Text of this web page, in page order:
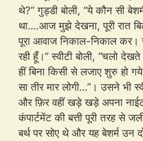
थे?” गुड्डी बोली, “ये कौन सी
था….आज मुझे देखना, पूरी रात
पूरा आवाज निकाल-निकाल
रही हूँ।” स्वीटी बोली, “चलो
हीं बिना किसी से लजाए शुरु हो
सा तीर मार लोगी…”। उसने भी
और फ़िर वहीं खड़े खड़े अपना
कंपार्टमेंट की बत्ती पूरी तरह से
बर्थ पर सोए थे और यह बेशर्म उन